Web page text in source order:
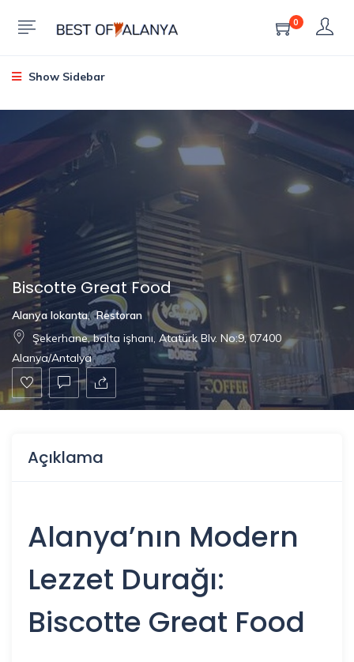
0
Show Sidebar
Biscotte Great Food
Alanya lokanta, Restoran
Şekerhane, balta işhanı, Atatürk Blv. No:9, 07400
Alanya/Antalya
Açıklama
Alanya’nın Modern
Lezzet Durağı:
Biscotte Great Food